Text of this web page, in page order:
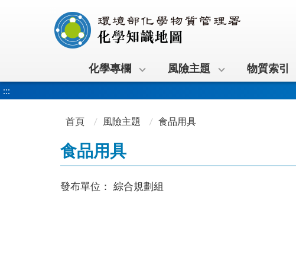
化學專欄 風險主題 物質索引
:::
首頁 風險主題 食品用具
食品用具
發布單位： 綜合規劃組